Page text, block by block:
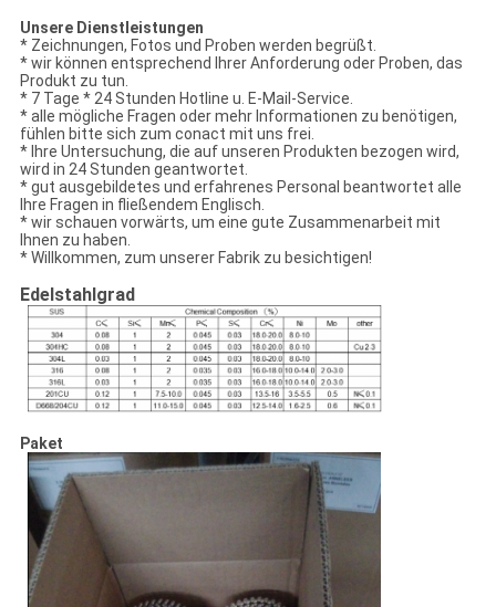
Unsere Dienstleistungen
* Zeichnungen, Fotos und Proben werden begrüßt.
* wir können entsprechend Ihrer Anforderung oder Proben, das
Produkt zu tun.
* 7 Tage * 24 Stunden Hotline u. E-Mail-Service.
* alle mögliche Fragen oder mehr Informationen zu benötigen,
fühlen bitte sich zum conact mit uns frei.
* Ihre Untersuchung, die auf unseren Produkten bezogen wird,
wird in 24 Stunden geantwortet.
* gut ausgebildetes und erfahrenes Personal beantwortet alle
Ihre Fragen in fließendem Englisch.
* wir schauen vorwärts, um eine gute Zusammenarbeit mit
Ihnen zu haben.
* Willkommen, zum unserer Fabrik zu besichtigen!
Edelstahlgrad
Paket